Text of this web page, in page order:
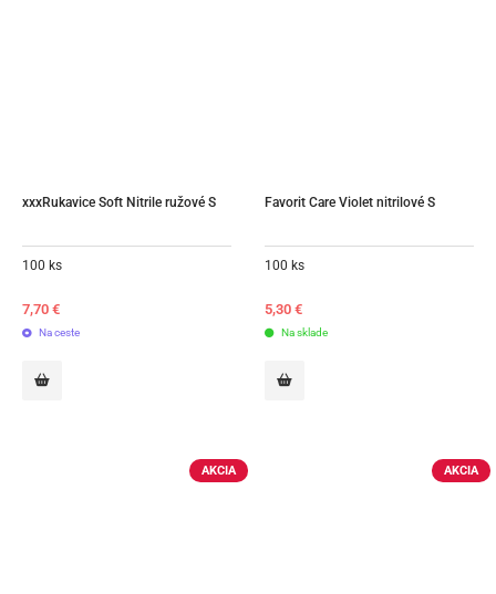
xxxRukavice Soft Nitrile ružové S
100 ks
7,70 €
Na ceste
Favorit Care Violet nitrilové S
100 ks
5,30 €
Na sklade
AKCIA AKCIA